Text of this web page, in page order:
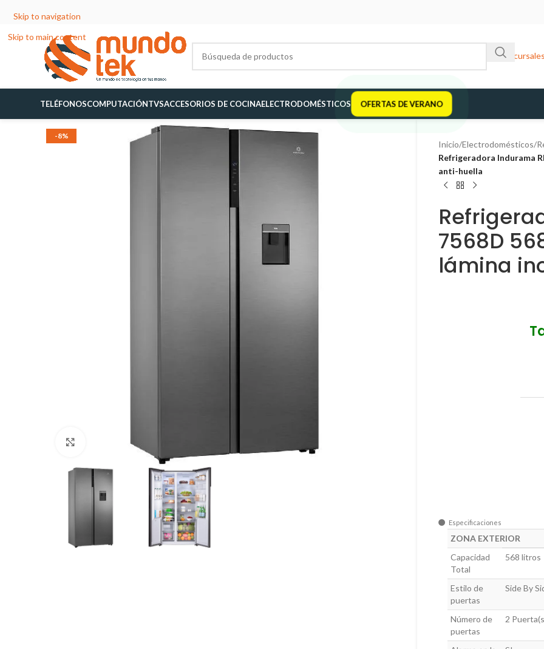
Skip to navigation
Skip to main content
TELÉFONOSCOMPUTACIÓNTVSACCESORIOS DE COCINAELECTRODOMÉSTICOS OFERTAS DE VERANO
-8%
Haga Click para agrandar
Inicio/Electrodomésticos/
Refrigeradora Indurama
anti-huella
7568D
lámina
Especificaciones
ZONA EXTERIOR
Capacidad
Total
568 litros
Estilo de
puertas
Side By
Número de
puertas
2